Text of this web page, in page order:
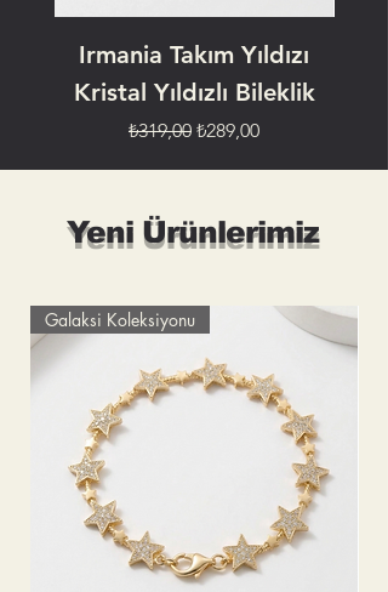
Irmania Takım Yıldızı
Kristal Yıldızlı Bileklik
Normal Fiyat
₺319,00 İndirimli Fiyat
₺289,00
Yeni Ürünlerimiz
Galaksi Koleksiyonu